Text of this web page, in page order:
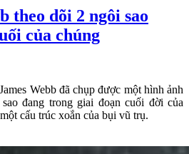
theo dõi 2 ngôi sao
của chúng
Webb đã chụp được một hình ảnh
đang trong giai đoạn cuối đời của
cấu trúc xoắn của bụi vũ trụ.